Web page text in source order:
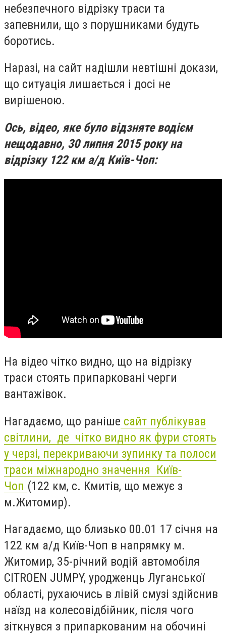
небезпечного відрізку траси та
запевнили, що з порушниками будуть
боротись.
Наразі, на сайт надішли невтішні докази,
що ситуація лишається і досі не
вирішеною.
Ось, відео, яке було відзняте водієм
нещодавно, 30 липня 2015 року на
відрізку 122 км а/д Київ-Чоп:
На відео чітко видно, що на відрізку
траси стоять припарковані черги
вантажівок.
Нагадаємо, що раніше сайт публікував
світлини, де чітко видно як фури стоять
у черзі, перекриваючи зупинку та полоси
траси міжнародно значення Київ-
Чоп (122 км, с. Кмитів, що межує з
м.Житомир).
Нагадаємо, що близько 00.01 17 січня на
122 км а/д Київ-Чоп в напрямку м.
Житомир, 35-річний водій автомобіля
CITROEN JUMPY, уродженць Луганської
області, рухаючись в лівій смузі здійснив
наїзд на колесовідбійник, після чого
зіткнувся з припаркованим на обочині